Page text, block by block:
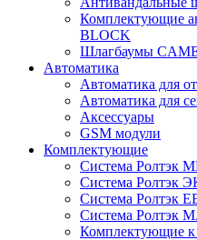
Комплектующие
BLOCK
Шлагбаумы
Автоматика
Автоматика для
Автоматика для
Аксессуары
GSM модули
Комплектующие
Система Ролтэк
Система Ролтэк
Система Ролтэк
Система Ролтэк
Комплектующие к